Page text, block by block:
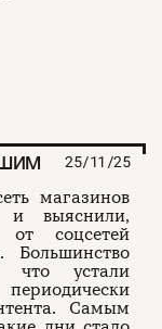
25/11/25
магазинов
и выяснили,
от соцсетей
Большинство
что устали
Самым